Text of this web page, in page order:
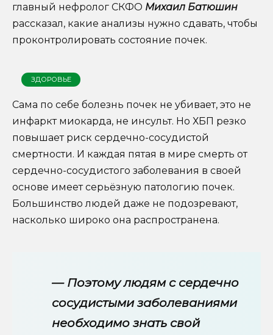
главный нефролог СКФО Михаил Батюшин
рассказал, какие анализы нужно сдавать, чтобы
проконтролировать состояние почек.
ЗДОРОВЬЕ
Сама по себе болезнь почек не убивает, это не
инфаркт миокарда, не инсульт. Но ХБП резко
повышает риск сердечно-сосудистой
смертности. И каждая пятая в мире смерть от
сердечно-сосудистого заболевания в своей
основе имеет серьёзную патологию почек.
Большинство людей даже не подозревают,
насколько широко она распространена.
— Поэтому людям с сердечно
сосудистыми заболеваниями
необходимо знать свой